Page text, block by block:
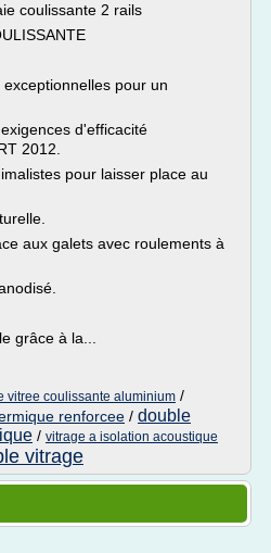
coulissante 2 rails
pour un
d'efficacité
2012.
pour laisser place au
aux galets avec roulements à
grâce à la...
vitree coulissante aluminium /
renforcee / double
/ vitrage a isolation acoustique
vitrage